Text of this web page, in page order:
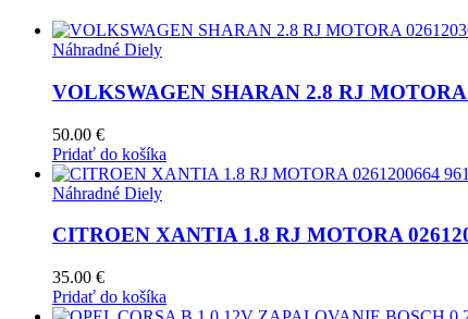
Náhradné Diely
VOLKSWAGEN SHARAN 2.8 RJ MOTORA
50.00 €
Pridať do košíka
Náhradné Diely
CITROEN XANTIA 1.8 RJ MOTORA
35.00 €
Pridať do košíka